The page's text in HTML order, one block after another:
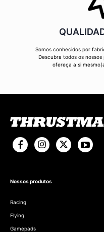
Somos conhecidos por
Descubra todos os
ofereça a si
Nossos produtos
Racing
Flying
Gamepads